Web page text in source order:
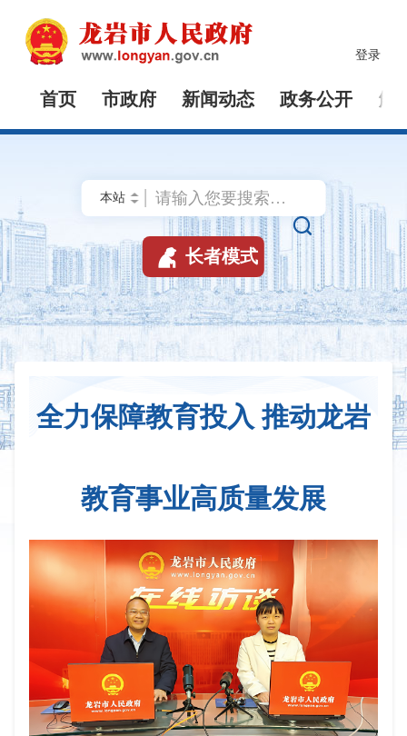
登录
首页 市政府 新闻动态 政务公开 解

 长者模式
全力保障教育投入 推动龙岩
教育事业高质量发展